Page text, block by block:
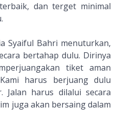
dan terget minimal
Syaiful Bahri menuturkan,
bertahap dulu. Dirinya
tiket aman
harus berjuang dulu
Jalan harus dilalui secara
juga akan bersaing dalam